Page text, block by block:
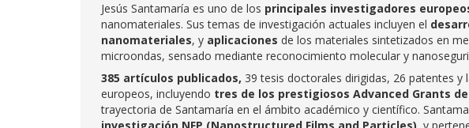
Jesús Santamaría es uno de los principales investigadores
nanomateriales. Sus temas de investigación actuales incluyen el
nanomateriales, y aplicaciones de los materiales sintetizados en
microondas, sensado mediante reconocimiento molecular y
385 artículos publicados, 39 tesis doctorales dirigidas, 26 patentes
europeos, incluyendo tres de los prestigiosos Advanced Grants
trayectoria de Santamaría en el ámbito académico y científico.